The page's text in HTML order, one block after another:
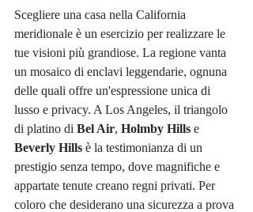
Scegliere una casa nella California
meridionale è un esercizio per realizzare le
tue visioni più grandiose. La regione vanta
un mosaico di enclavi leggendarie, ognuna
delle quali offre un'espressione unica di
lusso e privacy. A Los Angeles, il triangolo
di platino di Bel Air, Holmby Hills e
Beverly Hills è la testimonianza di un
prestigio senza tempo, dove magnifiche e
appartate tenute creano regni privati. Per
coloro che desiderano una sicurezza a prova